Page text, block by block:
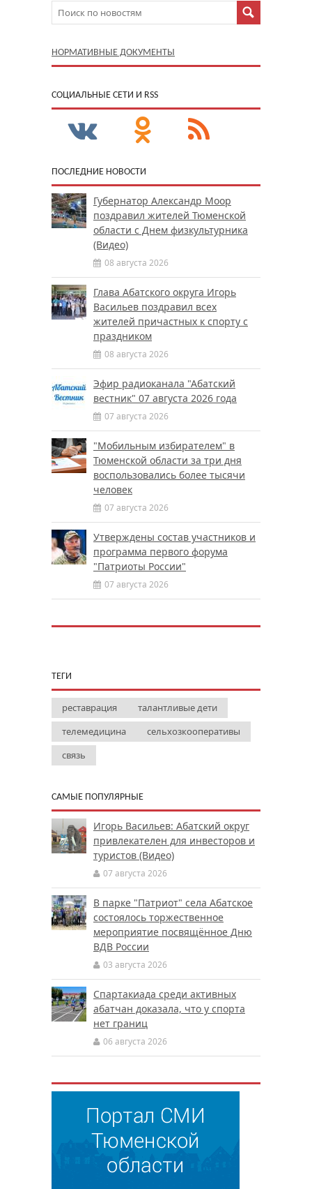
НОРМАТИВНЫЕ ДОКУМЕНТЫ
CОЦИАЛЬНЫЕ СЕТИ И RSS
ПОСЛЕДНИЕ НОВОСТИ
Губернатор Александр Моор
поздравил жителей Тюменской
области с Днем физкультурника
(Видео)
08 августа 2026
Глава Абатского округа Игорь
Васильев поздравил всех
жителей причастных к спорту с
праздником
08 августа 2026
Эфир радиоканала "Абатский
вестник" 07 августа 2026 года
07 августа 2026
"Мобильным избирателем" в
Тюменской области за три дня
воспользовались более тысячи
человек
07 августа 2026
Утверждены состав участников и
программа первого форума
"Патриоты России"
07 августа 2026
ТЕГИ
реставрация
талантливые дети
телемедицина
сельхозкооперативы
связь
САМЫЕ ПОПУЛЯРНЫЕ
Игорь Васильев: Абатский округ
привлекателен для инвесторов и
туристов (Видео)
07 августа 2026
В парке "Патриот" села Абатское
состоялось торжественное
мероприятие посвящённое Дню
ВДВ России
03 августа 2026
Спартакиада среди активных
абатчан доказала, что у спорта
нет границ
06 августа 2026